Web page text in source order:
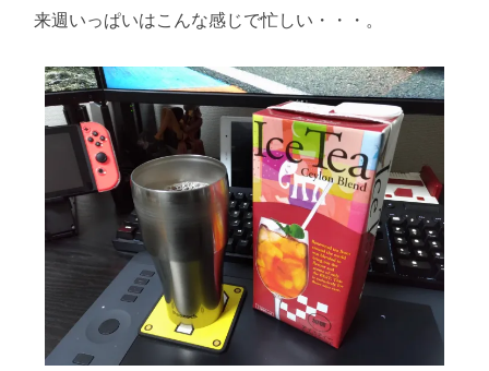
来週いっぱいはこんな感じで忙しい・・・。